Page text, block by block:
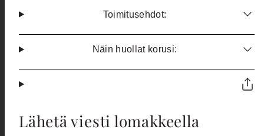
Toimitusehdot:
Näin huollat korusi:
Lähetä viesti lomakkeella